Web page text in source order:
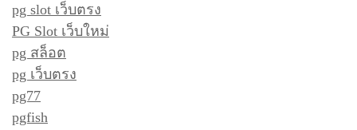
pg slot เว็บตรง
PG Slot เว็บใหม่
pg สล็อต
pg เว็บตรง
pg77
pgfish